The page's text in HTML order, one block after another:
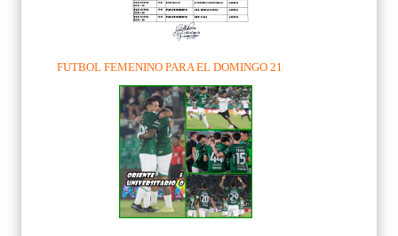
FUTBOL FEMENINO PARA EL DOMINGO 21